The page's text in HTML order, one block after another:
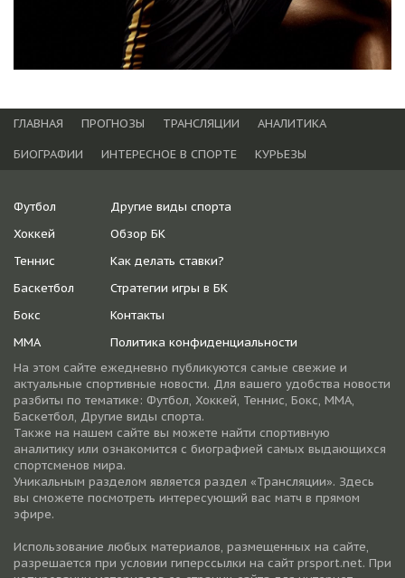
ГЛАВНАЯ ПРОГНОЗЫ ТРАНСЛЯЦИИ
АНАЛИТИКА
БИОГРАФИИ
ИНТЕРЕСНОЕ В СПОРТЕ КУРЬЕЗЫ
Футбол
Хоккей
Теннис
Баскетбол
Бокс
ММА
Другие виды спорта
Обзор БК
Как делать ставки?
Стратегии игры в БК
Контакты
Политика конфиденциальности
На этом сайте ежедневно публикуются самые свежие и
актуальные спортивные новости. Для вашего удобства новости
разбиты по тематике: Футбол, Хоккей, Теннис, Бокс, ММА,
Баскетбол, Другие виды спорта.
Также на нашем сайте вы можете найти спортивную
аналитику или ознакомится с биографией самых выдающихся
спортсменов мира.
Уникальным разделом является раздел «Трансляции». Здесь
вы сможете посмотреть интересующий вас матч в прямом
эфире.
Использование любых материалов, размещенных на сайте,
разрешается при условии гиперссылки на cайт prsport.net. При